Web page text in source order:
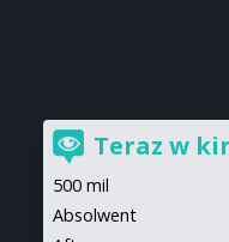
Teraz w
500 mil
Absolwent